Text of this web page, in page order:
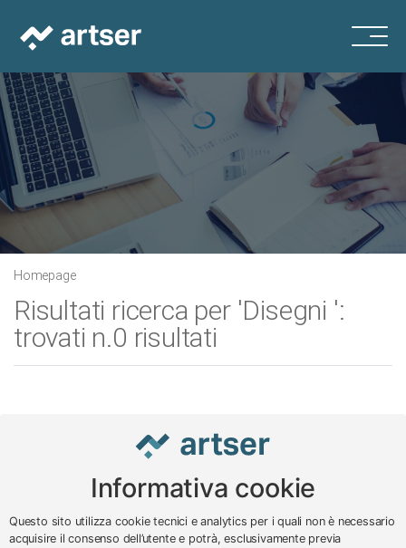
Homepage
Risultati ricerca per 'Disegni ':
trovati n.0 risultati
Informativa cookie
Questo sito utilizza cookie tecnici e analytics per i quali non è necessario
acquisire il consenso dell’utente e potrà, esclusivamente previa